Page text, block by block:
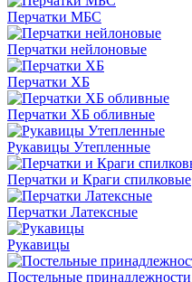
Перчатки МБС
Перчатки нейлоновые
Перчатки ХБ
Перчатки ХБ обливные
Рукавицы Утепленные
Перчатки и Краги спилковые
Перчатки Латексные
Рукавицы
Постельные принадлежности